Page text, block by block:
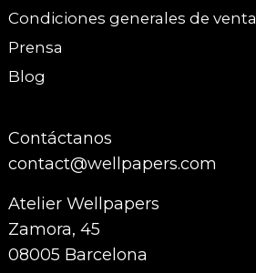
Condiciones generales de venta
Prensa
Blog
Contáctanos
contact@wellpapers.com
Atelier Wellpapers
Zamora, 45
08005 Barcelona